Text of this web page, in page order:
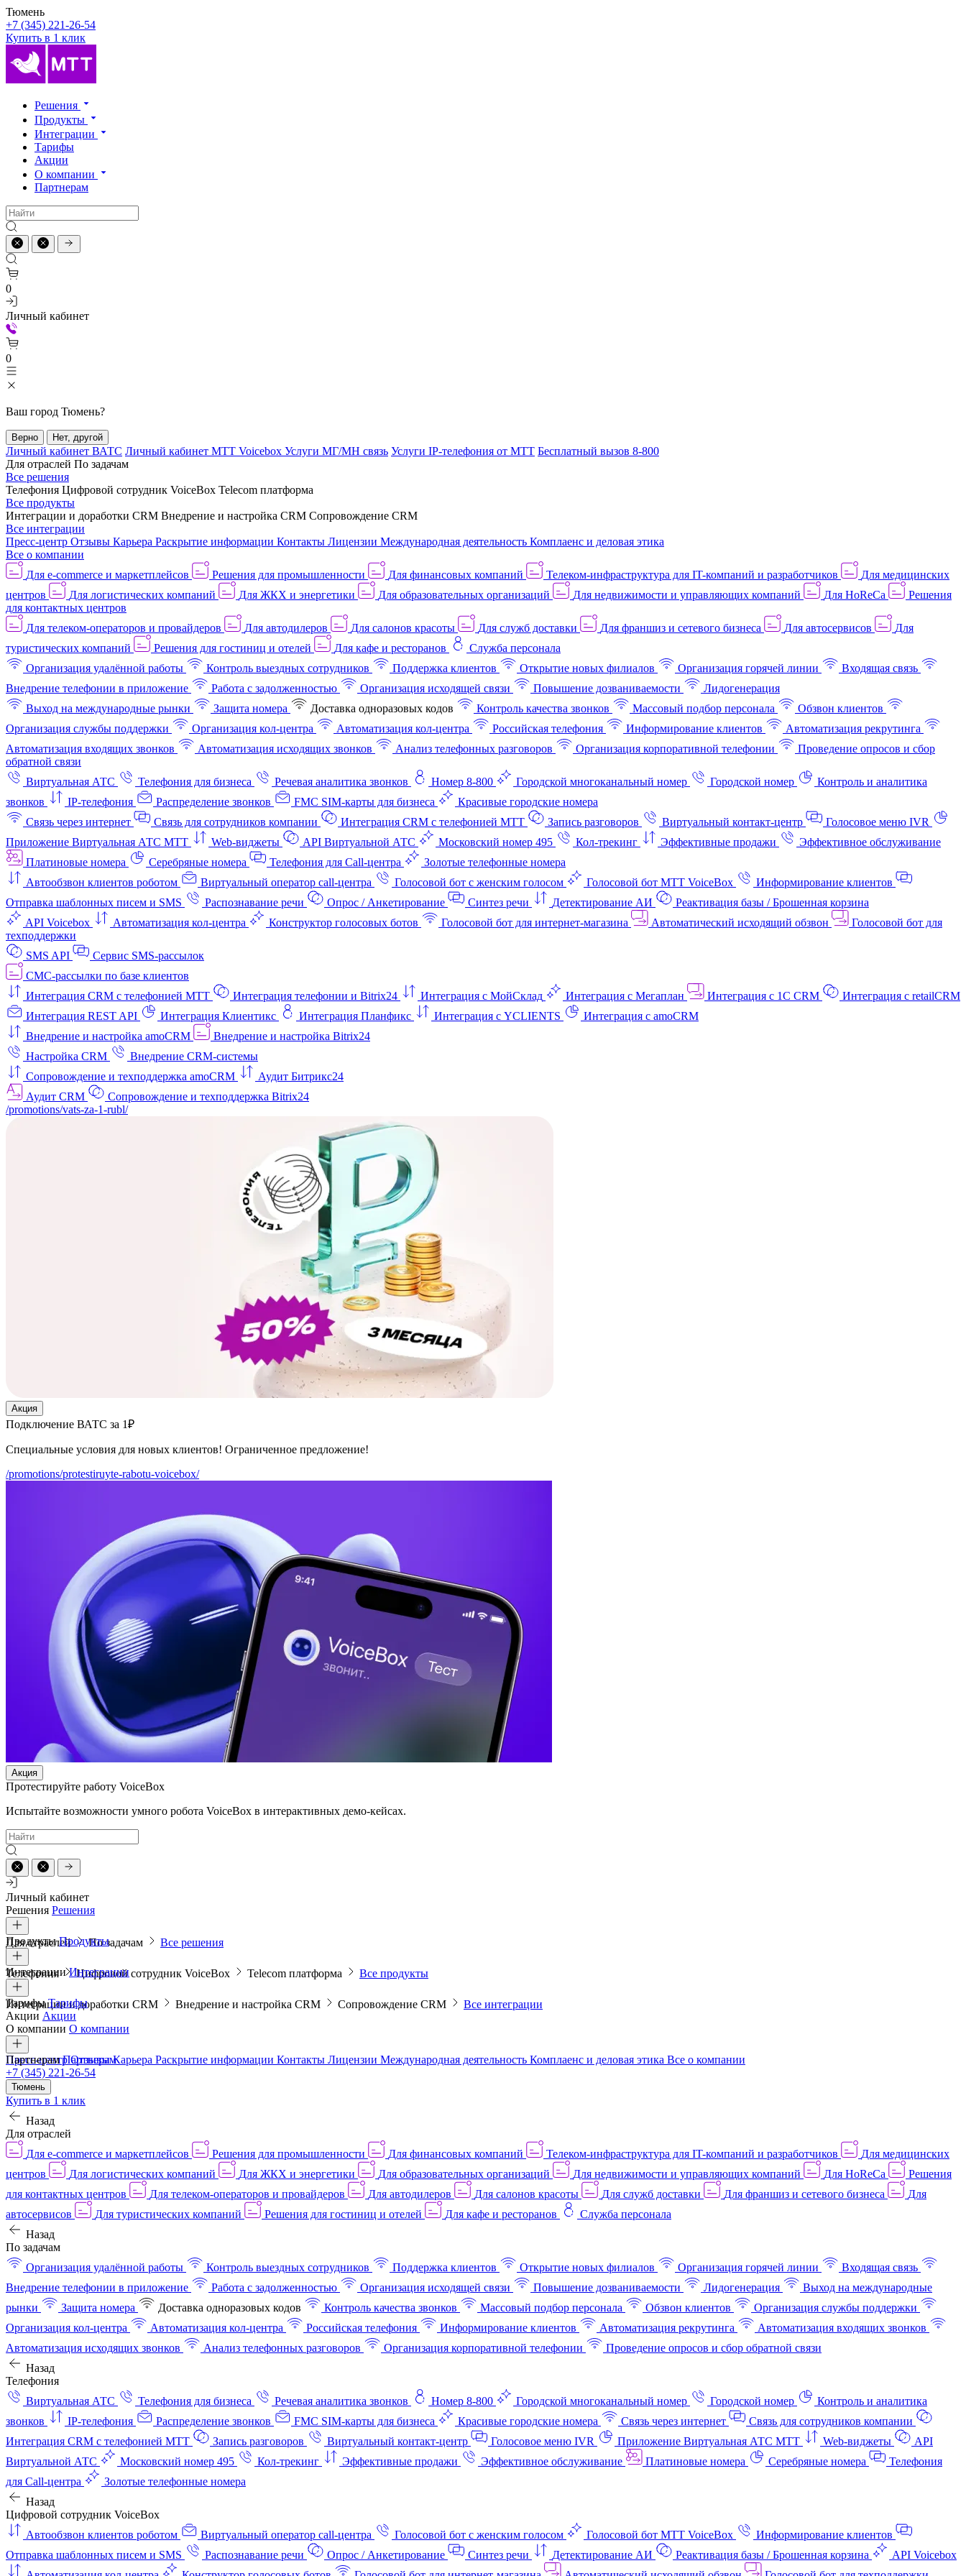
Тюмень
+7 (345) 221-26-54
Купить в 1 клик
Решения
Продукты
Интеграции
Тарифы
Акции
О компании
Партнерам
0
Личный кабинет
0
Ваш город Тюмень?
Верно Нет, другой
Личный кабинет ВАТС Личный кабинет МТТ Voicebox Услуги МГ/МН связь Услуги IP-телефония от МТТ Бесплатный вызов 8-800
Для отраслей По задачам
Все решения
Телефония Цифровой сотрудник VoiceBox Telecom платформа
Все продукты
Интеграции и доработки CRM Внедрение и настройка CRM Сопровождение CRM
Все интеграции
Пресс-центр Отзывы Карьера Раскрытие информации Контакты Лицензии Международная деятельность Комплаенс и деловая этика
Все о компании
Для e-commerce и маркетплейсов
Решения для промышленности Для финансовых компаний Телеком-инфраструктура для IT-компаний и разработчиков
Для медицинских
центров
Для логистических компаний Для ЖКХ и энергетики Для образовательных организаций Для недвижимости и управляющих компаний Для HoReCa
Решения
для контактных центров
Для телеком-операторов и провайдеров
Для автодилеров Для салонов красоты Для служб доставки Для франшиз и сетевого бизнеса Для автосервисов
Для
туристических компаний
Решения для гостиниц и отелей Для кафе и ресторанов
Служба персонала
Организация удалённой работы
Контроль выездных сотрудников Поддержка клиентов Открытие новых филиалов Организация горячей линии
Входящая связь
Внедрение телефонии в приложение
Работа с задолженностью Организация исходящей связи Повышение дозваниваемости
Лидогенерация
Выход на международные рынки
Защита номера Доставка одноразовых кодов Контроль качества звонков Массовый подбор персонала
Обзвон клиентов
Организация службы поддержки
Организация кол-центра Автоматизация кол-центра Российская телефония Информирование клиентов
Автоматизация рекрутинга
Автоматизация входящих звонков
Автоматизация исходящих звонков Анализ телефонных разговоров Организация корпоративной телефонии
Проведение опросов и сбор
обратной связи
Виртуальная АТС
Телефония для бизнеса Речевая аналитика звонков Номер 8-800 Городской многоканальный номер Городской номер
Контроль и аналитика
звонков
IP-телефония Распределение звонков FMC SIM-карты для бизнеса
Красивые городские номера
Связь через интернет
Связь для сотрудников компании Интеграция CRM с телефонией МТТ Запись разговоров Виртуальный контакт‑центр
Голосовое меню IVR
Приложение Виртуальная АТС МТТ
Web-виджеты API Виртуальной АТС Московский номер 495 Кол-трекинг Эффективные продажи
Эффективное обслуживание
Платиновые номера
Серебряные номера Телефония для Call-центра
Золотые телефонные номера
Автообзвон клиентов роботом
Виртуальный оператор call-центра Голосовой бот с женским голосом Голосовой бот МТТ VoiceBox
Информирование клиентов
Отправка шаблонных писем и SMS
Распознавание речи Опрос / Анкетирование Синтез речи Детектирование АИ
Реактивация базы / Брошенная корзина
API Voicebox
Автоматизация кол‑центра Конструктор голосовых ботов Голосовой бот для интернет‑магазина Автоматический исходящий обзвон
Голосовой бот для
техподдержки
SMS API
Сервис SMS-рассылок
СМС-рассылки по базе клиентов
Интеграция CRM с телефонией МТТ
Интеграция телефонии и Bitrix24 Интеграция с МойСклад Интеграция с Мегаплан Интеграция с 1C CRM
Интеграция с retailCRM
Интеграция REST API
Интеграция Клиентикс Интеграция Планфикс Интеграция с YCLIENTS
Интеграция с amoCRM
Внедрение и настройка amoCRM
Внедрение и настройка Bitrix24
Настройка CRM
Внедрение CRM-системы
Сопровождение и техподдержка amoCRM
Аудит Битрикс24
Аудит CRM
Сопровождение и техподдержка Bitrix24
/promotions/vats-za-1-rubl/
Акция
Подключение ВАТС за 1₽
Специальные условия для новых клиентов! Ограниченное предложение!
/promotions/protestiruyte-rabotu-voicebox/
Акция
Протестируйте работу VoiceBox
Испытайте возможности умного робота VoiceBox в интерактивных демо-кейсах.
Личный кабинет
Решения Решения
Для отраслей По задачам Все решения
ПродуктыПродукты
Телефония Цифровой сотрудник VoiceBox Telecom платформа Все продукты
ИнтеграцииИнтеграции
Интеграции и доработки CRM Внедрение и настройка CRM Сопровождение CRM Все интеграции
ТарифыТарифы
Акции Акции
О компании О компании
Пресс-центрОтзывыКарьера Раскрытие информации Контакты Лицензии Международная деятельность Комплаенс и деловая этика Все о компании
ПартнерамПартнерам
+7 (345) 221-26-54
Тюмень
Купить в 1 клик
Назад
Для отраслей
Для e-commerce и маркетплейсов
Решения для промышленности Для финансовых компаний Телеком-инфраструктура для IT-компаний и разработчиков
Для медицинских
центров
Для логистических компаний Для ЖКХ и энергетики Для образовательных организаций Для недвижимости и управляющих компаний Для HoReCa
Решения
для контактных центров
Для телеком-операторов и провайдеров Для автодилеров Для салонов красоты Для служб доставки Для франшиз и сетевого бизнеса
Для
автосервисов
Для туристических компаний Решения для гостиниц и отелей Для кафе и ресторанов
Служба персонала
Назад
По задачам
Организация удалённой работы
Контроль выездных сотрудников Поддержка клиентов Открытие новых филиалов Организация горячей линии
Входящая связь
Внедрение телефонии в приложение
Работа с задолженностью Организация исходящей связи Повышение дозваниваемости Лидогенерация
Выход на международные
рынки
Защита номера Доставка одноразовых кодов Контроль качества звонков Массовый подбор персонала Обзвон клиентов
Организация службы поддержки
Организация кол-центра
Автоматизация кол-центра Российская телефония Информирование клиентов Автоматизация рекрутинга
Автоматизация входящих звонков
Автоматизация исходящих звонков
Анализ телефонных разговоров Организация корпоративной телефонии
Проведение опросов и сбор обратной связи
Назад
Телефония
Виртуальная АТС
Телефония для бизнеса Речевая аналитика звонков Номер 8-800 Городской многоканальный номер Городской номер
Контроль и аналитика
звонков
IP-телефония Распределение звонков FMC SIM-карты для бизнеса Красивые городские номера Связь через интернет
Связь для сотрудников компании
Интеграция CRM с телефонией МТТ
Запись разговоров Виртуальный контакт‑центр Голосовое меню IVR Приложение Виртуальная АТС МТТ Web-виджеты
API
Виртуальной АТС
Московский номер 495 Кол-трекинг Эффективные продажи Эффективное обслуживание Платиновые номера Серебряные номера
Телефония
для Call-центра
Золотые телефонные номера
Назад
Цифровой сотрудник VoiceBox
Автообзвон клиентов роботом
Виртуальный оператор call-центра Голосовой бот с женским голосом Голосовой бот МТТ VoiceBox
Информирование клиентов
Отправка шаблонных писем и SMS
Распознавание речи Опрос / Анкетирование Синтез речи Детектирование АИ Реактивация базы / Брошенная корзина
API Voicebox